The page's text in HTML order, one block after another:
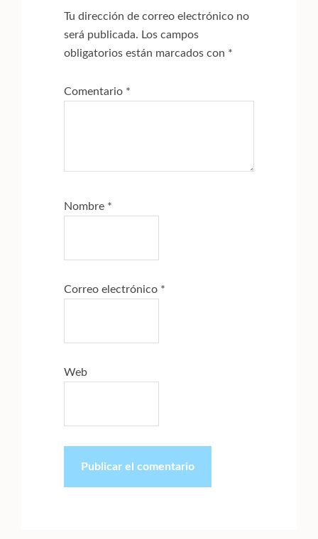
lectores
Tu dirección de correo electrónico no
será publicada. Los campos
obligatorios están marcados con *
Comentario *
Nombre *
Correo electrónico *
Web